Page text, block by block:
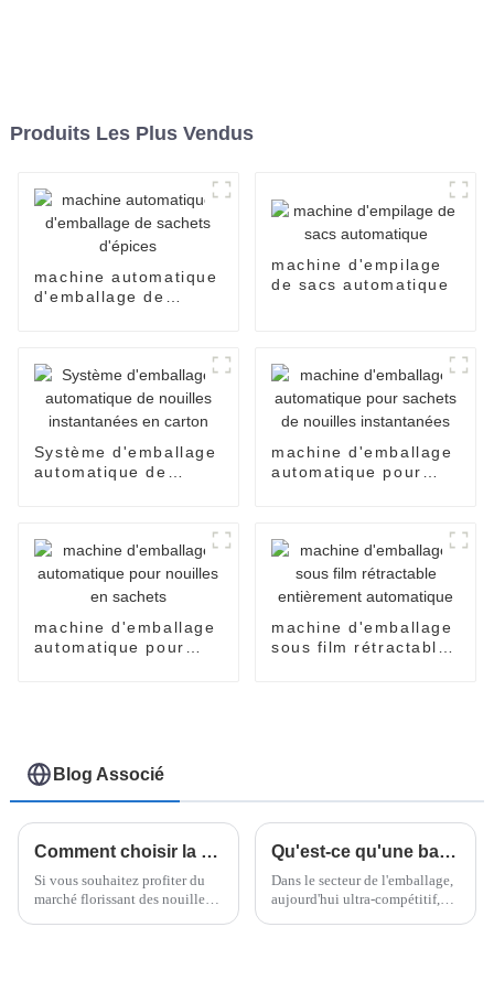
Produits Les Plus Vendus
machine automatique
d'emballage de
machine d'empilage
de sacs automatique
Système d'emballage
automatique de
machine d'emballage
automatique pour
machine d'emballage
automatique pour
machine d'emballage
sous film rétractable
Blog Associé
Comment choisir la machine à nouilles frites adaptée aux besoins de votre entreprise
Si vous souhaitez profiter du
marché florissant des nouilles
Qu'est-ce qu'une banderoleuse horizontale de palettes et comment peut-elle améliorer l'efficacité de l'emballage de 30 % ?
Dans le secteur de l'emballage,
aujourd'hui ultra-compétitif,